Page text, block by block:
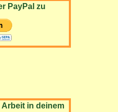
PayPal zu
in deinem